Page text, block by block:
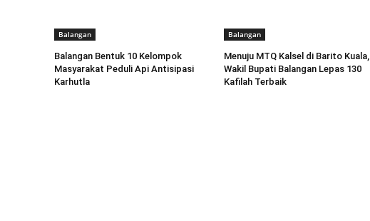
Balangan
Balangan Bentuk 10 Kelompok
Masyarakat Peduli Api Antisipasi
Karhutla
Balangan
Menuju MTQ Kalsel di Barito Kuala,
Wakil Bupati Balangan Lepas 130
Kafilah Terbaik